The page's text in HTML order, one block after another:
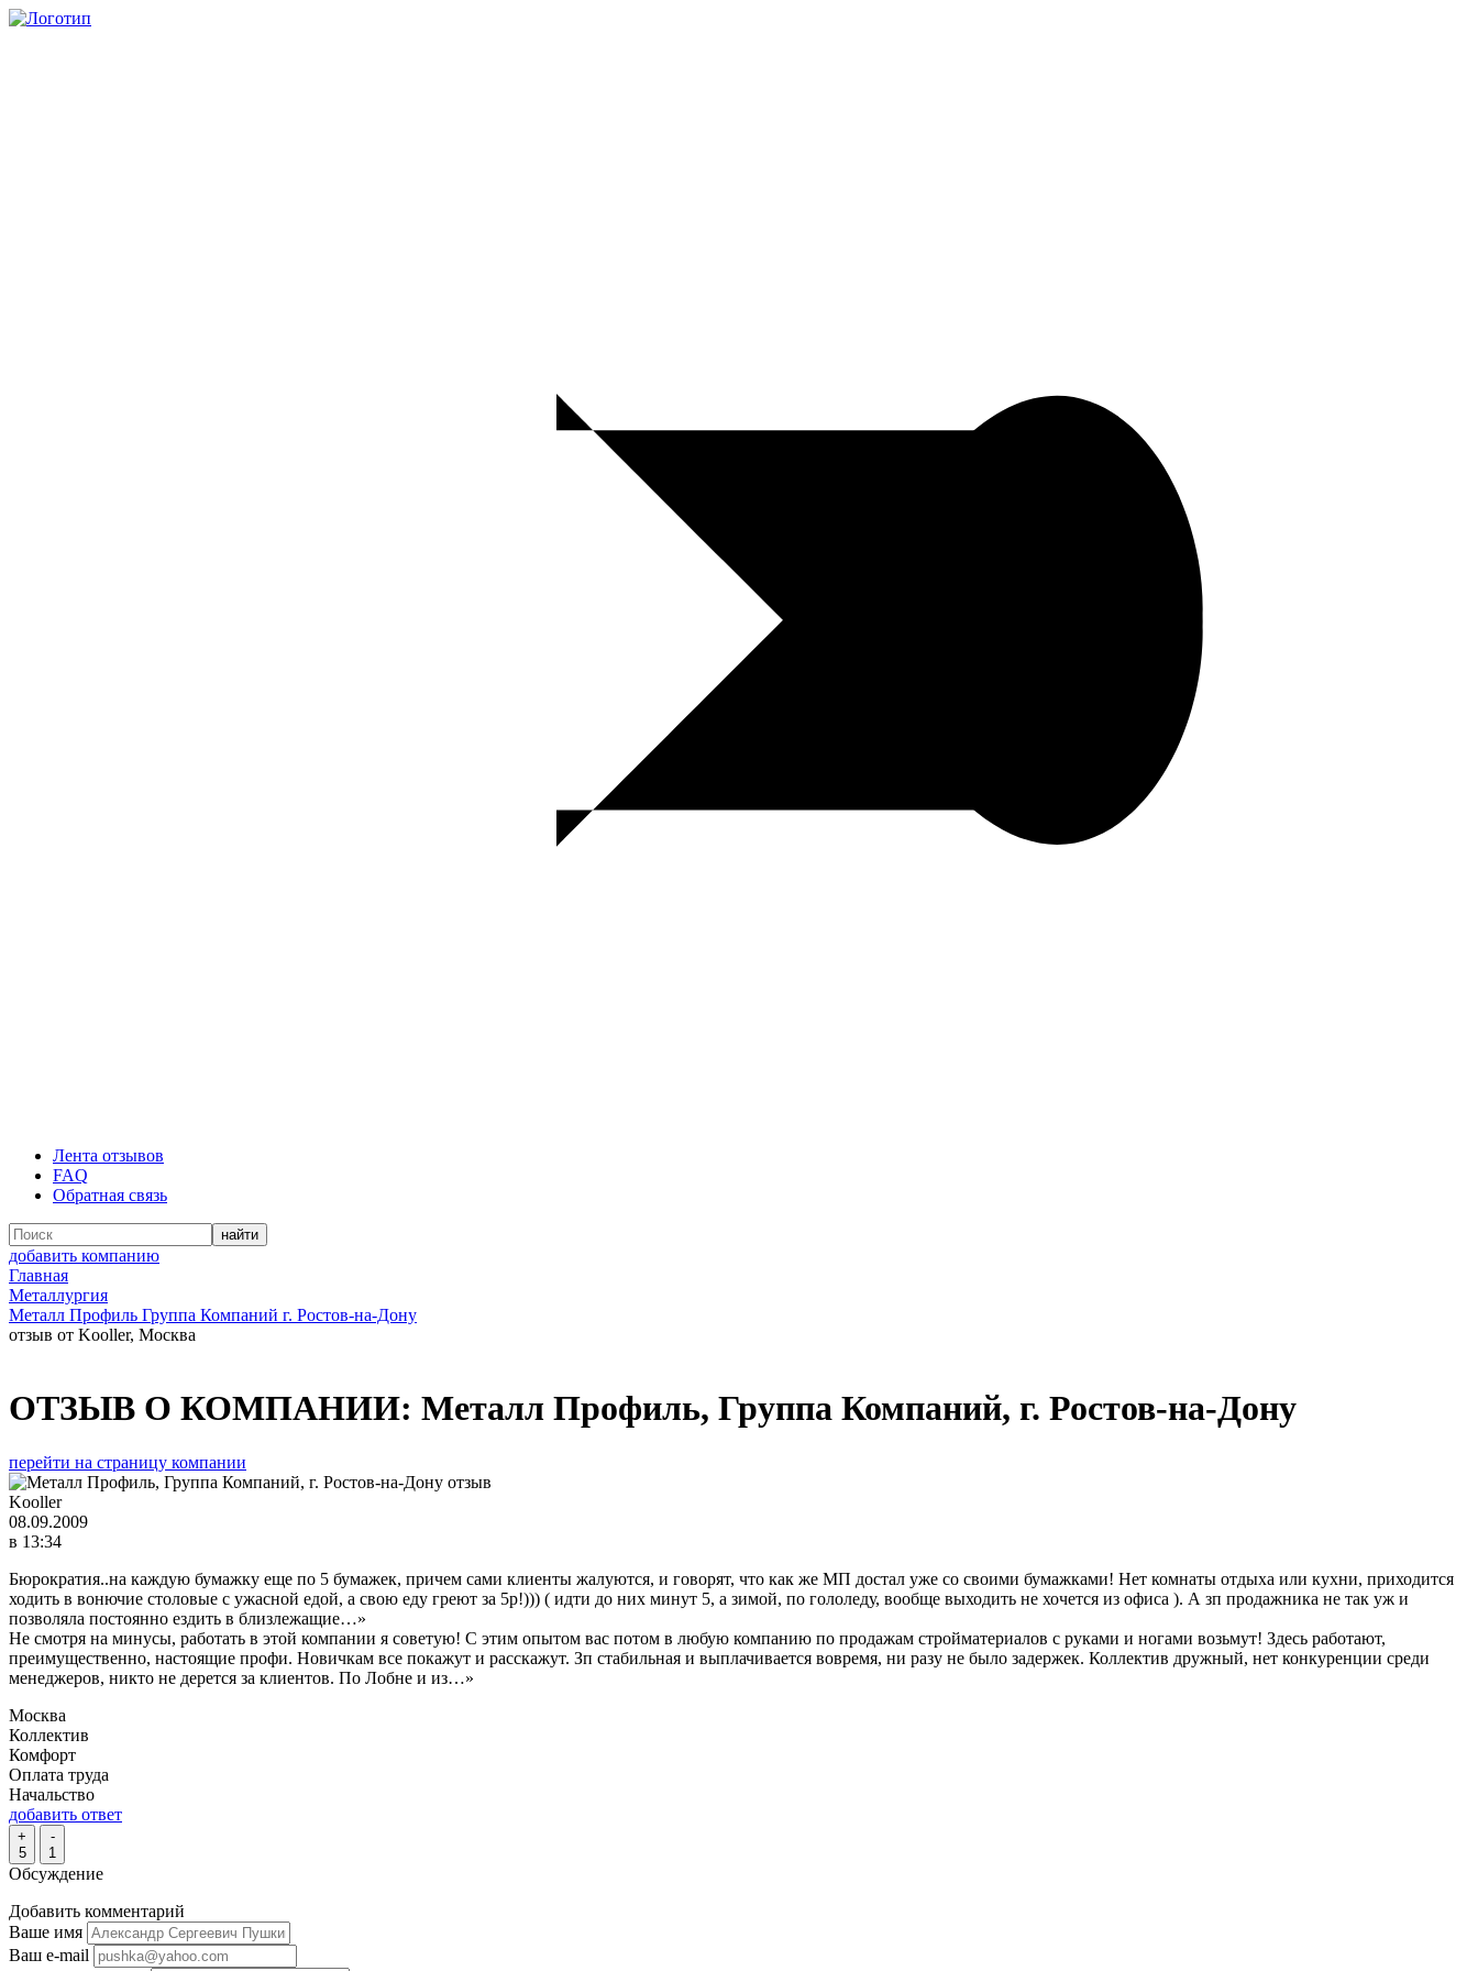
Лента отзывов
FAQ
Обратная связь
добавить компанию
Главная
Металлургия
Металл Профиль Группа Компаний г. Ростов-на-Дону
отзыв от Kooller, Москва
ОТЗЫВ О КОМПАНИИ: Металл Профиль, Группа Компаний, г. Ростов-на-Дону
перейти на страницу компании
Kooller
08.09.2009
в 13:34
Бюрократия..на каждую бумажку еще по 5 бумажек, причем сами клиенты жалуются, и говорят, что как же МП достал уже со своими бумажками! Нет комнаты отдыха или кухни, приходится
ходить в вонючие столовые с ужасной едой, а свою еду греют за 5р!))) ( идти до них минут 5, а зимой, по гололеду, вообще выходить не хочется из офиса ). А зп продажника не так уж и
позволяла постоянно ездить в близлежащие…»
Не смотря на минусы, работать в этой компании я советую! С этим опытом вас потом в любую компанию по продажам стройматериалов с руками и ногами возьмут! Здесь работают,
преимущественно, настоящие профи. Новичкам все покажут и расскажут. Зп стабильная и выплачивается вовремя, ни разу не было задержек. Коллектив дружный, нет конкуренции среди
менеджеров, никто не дерется за клиентов. По Лобне и из…»
Москва
Коллектив
Комфорт
Оплата труда
Начальство
добавить ответ
+
5
-
1
Обсуждение
Добавить комментарий
Ваше имя
Ваш e-mail